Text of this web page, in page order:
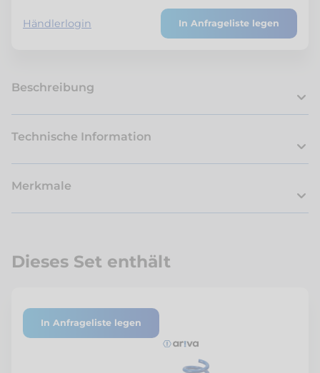
Dieses Set enthält
A41-00243
Spring 16.75 mm
Mazda CX-60 3.3 Liter
In Anfrageliste legen
Händlerlogin In Anfrageliste legen
Beschreibung
Technische Information
Merkmale